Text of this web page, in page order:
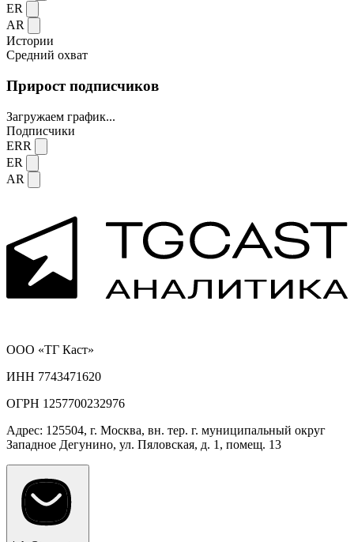
ER
AR
Истории
Средний охват
Прирост подписчиков
Загружаем график...
Подписчики
ERR
ER
AR
ООО «ТГ Каст»
ИНН 7743471620
ОГРН 1257700232976
Адрес: 125504, г. Москва, вн. тер. г. муниципальный округ
Западное Дегунино, ул. Пяловская, д. 1, помещ. 13